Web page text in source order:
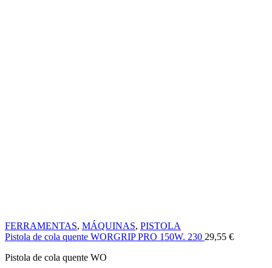
FERRAMENTAS, MÁQUINAS, PISTOLA
Pistola de cola quente WORGRIP PRO 150W. 230 29,55 €
Pistola de cola quente WO